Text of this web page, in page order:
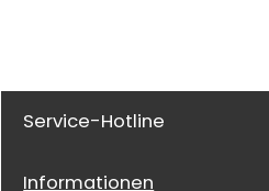
Service-Hotline
Informationen